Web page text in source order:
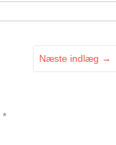
Næste indlæg →
*